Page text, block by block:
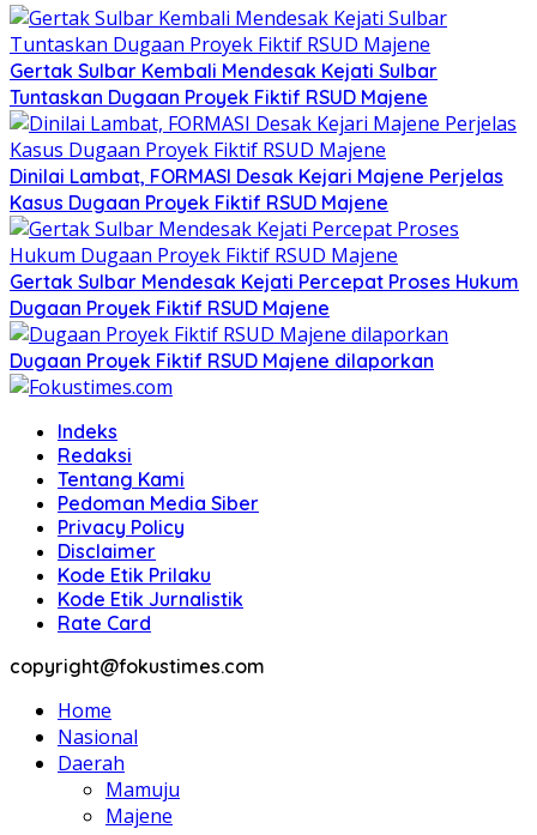
Gertak Sulbar Kembali Mendesak Kejati Sulbar
Tuntaskan Dugaan Proyek Fiktif RSUD Majene
Dinilai Lambat, FORMASI Desak Kejari Majene Perjelas
Kasus Dugaan Proyek Fiktif RSUD Majene
Gertak Sulbar Mendesak Kejati Percepat Proses Hukum
Dugaan Proyek Fiktif RSUD Majene
Dugaan Proyek Fiktif RSUD Majene dilaporkan
Indeks
Redaksi
Tentang Kami
Pedoman Media Siber
Privacy Policy
Disclaimer
Kode Etik Prilaku
Kode Etik Jurnalistik
Rate Card
copyright@fokustimes.com
Home
Nasional
Daerah
Mamuju
Majene